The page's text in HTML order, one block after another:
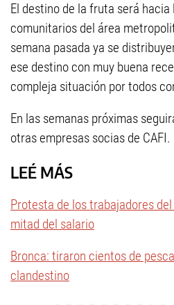
El destino de la fruta será hacia
comunitarios del área
semana pasada ya se
ese destino con muy buena
compleja situación por todos
En las semanas próximas
otras empresas socias de CAFI.
LEÉ MÁS
Protesta de los trabajadores
mitad del salario
Bronca: tiraron cientos de
clandestino